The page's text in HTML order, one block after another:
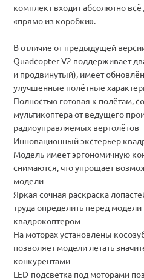
комплект входит абсолютно всё
«прямо из коробки».
В отличие от предыдущей
Quadcopter V2 поддерживает
и продвинутый), имеет
улучшенные полётные
Полностью готовая к полётам,
мультикоптера от ведущего
радиоуправляемых вертолётов
Инновационный экстерьер
Модель имеет эргономичную
снимаются, что упрощает
модели
Яркая сочная раскраска
труда определить перед
квадрокоптером
На моторах установлены
позволяет модели летать
конкурентами
LED-подсветка под моторами